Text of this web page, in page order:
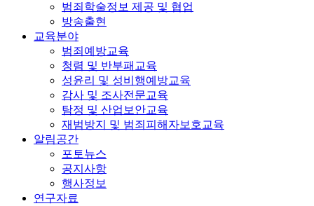
범죄학술정보 제공 및 협업
방송출현
교육분야
범죄예방교육
청렴 및 반부패교육
성윤리 및 성비행예방교육
감사 및 조사전문교육
탐정 및 산업보안교육
재범방지 및 범죄피해자보호교육
알림공간
포토뉴스
공지사항
행사정보
연구자료